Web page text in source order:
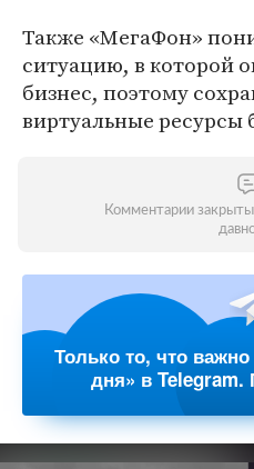
Также «МегаФон»
ситуацию, в которой
бизнес, поэтому
виртуальные ресурсы
Комментарии
Только то, что
дня» в